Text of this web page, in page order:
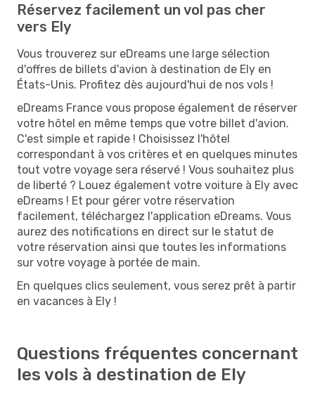
Réservez facilement un vol pas cher
vers Ely
Vous trouverez sur eDreams une large sélection
d'offres de billets d'avion à destination de Ely en
États-Unis. Profitez dès aujourd'hui de nos vols !
eDreams France vous propose également de réserver
votre hôtel en même temps que votre billet d'avion.
C'est simple et rapide ! Choisissez l'hôtel
correspondant à vos critères et en quelques minutes
tout votre voyage sera réservé ! Vous souhaitez plus
de liberté ? Louez également votre voiture à Ely avec
eDreams ! Et pour gérer votre réservation
facilement, téléchargez l'application eDreams. Vous
aurez des notifications en direct sur le statut de
votre réservation ainsi que toutes les informations
sur votre voyage à portée de main.
En quelques clics seulement, vous serez prêt à partir
en vacances à Ely !
Questions fréquentes concernant
les vols à destination de Ely